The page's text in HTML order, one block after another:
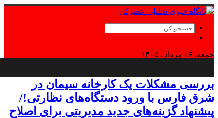
جمعه, ۱۶ مرداد , ۱۴۰۵
بررسی مشکلات یک کارخانه سیمان در
شرق فارس با ورود دستگاه‌های نظارتی!/
پیشنهاد گزینه‌های جدید مدیریتی برای اصلاح